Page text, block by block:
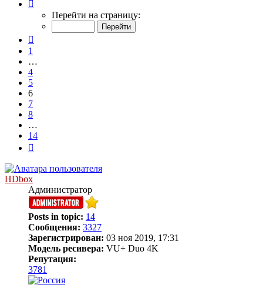
Перейти на страницу:
1
…
4
5
6
7
8
…
14
HDbox
Администратор
Posts in topic: 14
Сообщения: 3327
Зарегистрирован: 03 ноя 2019, 17:31
Модель ресивера: VU+ Duo 4K
Репутация:
3781